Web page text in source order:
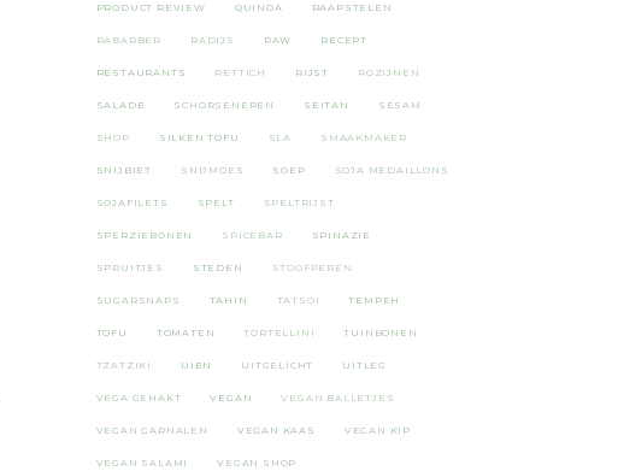
PRODUCT REVIEW QUINOA RAAPSTELEN
RABARBER RADIJS RAW RECEPT
RESTAURANTS RETTICH RIJST ROZIJNEN
SALADE SCHORSENEREN SEITAN SESAM
SHOP SILKEN TOFU SLA SMAAKMAKER
SNIJBIET SNIJMOES SOEP SOJA MEDAILLONS
SOJAFILETS SPELT SPELTRIJST
SPERZIEBONEN SPICEBAR SPINAZIE
SPRUITJES STEDEN STOOFPEREN
SUGARSNAPS TAHIN TATSOI TEMPEH
TOFU TOMATEN TORTELLINI TUINBONEN
TZATZIKI UIEN UITGELICHT UITLEG
VEGA GEHAKT VEGAN VEGAN BALLETJES
VEGAN GARNALEN VEGAN KAAS VEGAN KIP
VEGAN SALAMI VEGAN SHOP